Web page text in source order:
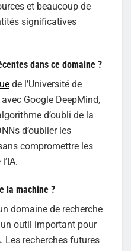
et beaucoup de
significatives
dans ce domaine ?
de l’Université de
Google DeepMind,
d’oubli de la
d’oublier les
compromettre les
la machine ?
domaine de recherche
outil important pour
Les recherches futures